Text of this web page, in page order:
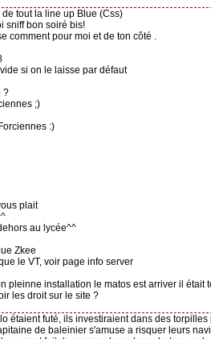
tout la line up Blue (Css)
sniff bon soiré bis!
comment pour moi et de ton côté .
si on le laisse par défaut
?
;)
:)
plait
au lycée^^
Zkee
le VT, voir page info server
pleinne installation le matos est arriver il était
les droit sur le site ?
étaient futé, ils investiraient dans des
de baleinier s'amuse a risquer leurs